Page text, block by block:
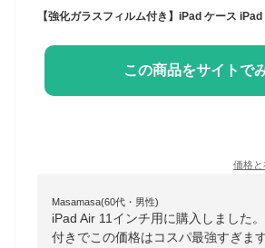
この商品をサイトで
価格と
Masamasa(60代・男性)
iPad Air 11インチ用に購入しました
付きでこの価格はコスパ最強すぎま